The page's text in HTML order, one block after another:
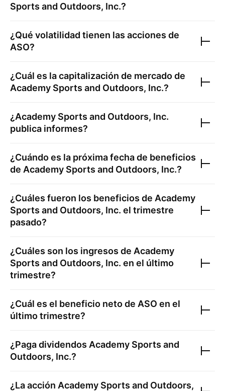
Sports and Outdoors, Inc.?
¿Qué volatilidad tienen las acciones de
ASO?
¿Cuál es la capitalización de mercado de
Academy Sports and Outdoors, Inc.?
¿Academy Sports and Outdoors, Inc.
publica informes?
¿Cuándo es la próxima fecha de beneficios
de Academy Sports and Outdoors, Inc.?
¿Cuáles fueron los beneficios de Academy
Sports and Outdoors, Inc. el trimestre
pasado?
¿Cuáles son los ingresos de Academy
Sports and Outdoors, Inc. en el último
trimestre?
¿Cuál es el beneficio neto de ASO en el
último trimestre?
¿Paga dividendos Academy Sports and
Outdoors, Inc.?
¿La acción Academy Sports and Outdoors,